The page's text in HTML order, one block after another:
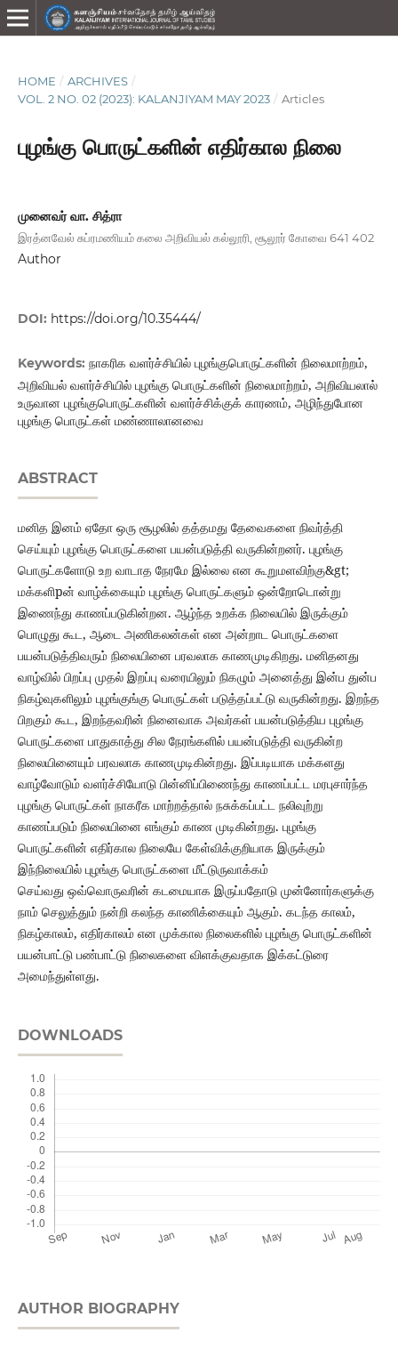
HOME / ARCHIVES /
VOL. 2 NO. 02 (2023): KALANJIYAM MAY 2023 / Articles
புழங்கு பொருட்களின் எதிர்கால நிலை
முனைவர்‌ வா. சித்ரா
இரத்னவேல்‌ சுப்ரமணியம்‌ கலை அறிவியல்‌ கல்லூரி, சூலூர்‌ கோவை 641 402
Author
DOI: https://doi.org/10.35444/
Keywords: நாகரிக வளர்ச்சியில் புழங்குபொருட்களின் நிலைமாற்றம்,
அறிவியல் வளர்ச்சியில் புழங்கு பொருட்களின் நிலைமாற்றம், அறிவியலால்
உருவான புழங்குபொருட்களின் வளர்ச்சிக்குக் காரணம், அழிந்துபோன
புழங்கு பொருட்கள் மண்ணாலானவை
ABSTRACT
மனித இனம் ஏதோ ஒரு சூழலில் தத்தமது தேவைகளை நிவர்த்தி
செய்யும் புழங்கு பொருட்களை பயன்படுத்தி வருகின்றனர். புழங்கு
பொருட்களோடு உற வாடாத நேரமே இல்லை என கூறுமளவிற்கு&gt;
மக்களிpன் வாழ்க்கையும் புழங்கு பொருட்களும் ஒன்றோடொன்று
இணைந்து காணப்படுகின்றன. ஆழ்ந்த உறக்க நிலையில் இருக்கும்
பொழுது கூட, ஆடை அணிகலன்கள் என அன்றாட பொருட்களை
பயன்படுத்திவரும் நிலையினை பரவலாக காணமுடிகிறது. மனிதனது
வாழ்வில் பிறப்பு முதல் இறப்பு வரையிலும் நிகழும் அனைத்து இன்ப துன்ப
நிகழ்வுகளிலும் புழங்குங்கு பொருட்கள் படுத்தப்பட்டு வருகின்றது. இறந்த
பிறகும் கூட, இறந்தவரின் நினைவாக அவர்கள் பயன்படுத்திய புழங்கு
பொருட்களை பாதுகாத்து சில நேரங்களில் பயன்படுத்தி வருகின்ற
நிலையினையும் பரவலாக காணமுடிகின்றது. இப்படியாக மக்களது
வாழ்வோடும் வளர்ச்சியோடு பின்னிப்பிணைந்து காணப்பட்ட மரபுசார்ந்த
புழங்கு பொருட்கள் நாகரீக மாற்றத்தால் நசுக்கப்பட்ட நலிவுற்று
காணப்படும் நிலையினை எங்கும் காண முடிகின்றது. புழங்கு
பொருட்களின் எதிர்கால நிலையே கேள்விக்குறியாக இருக்கும்
இந்நிலையில் புழங்கு பொருட்களை மீட்டுருவாக்கம்
செய்வது ஒவ்வொருவரின் கடமையாக இருப்பதோடு முன்னோர்களுக்கு
நாம் செலுத்தும் நன்றி கலந்த காணிக்கையும் ஆகும். கடந்த காலம்,
நிகழ்காலம், எதிர்காலம் என முக்கால நிலைகளில் புழங்கு பொருட்களின்
பயன்பாட்டு பண்பாட்டு நிலைகளை விளக்குவதாக இக்கட்டுரை
அமைந்துள்ளது.
DOWNLOADS
AUTHOR BIOGRAPHY